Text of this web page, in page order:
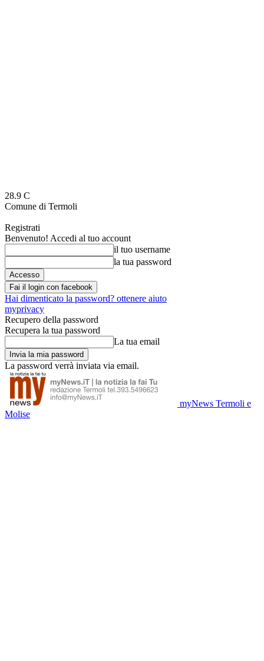
28.9 C
Comune di Termoli
Registrati
Benvenuto! Accedi al tuo account
il tuo username
la tua password
Fai il login con facebook
Hai dimenticato la password? ottenere aiuto
myprivacy
Recupero della password
Recupera la tua password
La tua email
La password verrà inviata via email.
myNews Termoli e
Molise